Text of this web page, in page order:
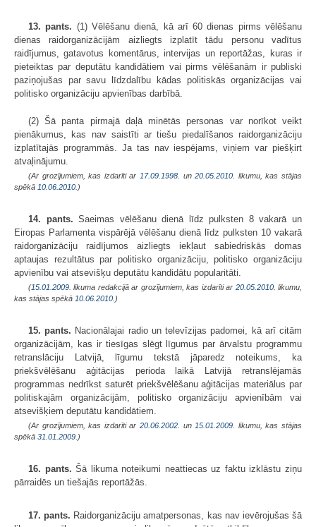
13. pants. (1) Vēlēšanu dienā, kā arī 60 dienas pirms vēlēšanu
dienas raidorganizācijām aizliegts izplatīt tādu personu vadītus
raidījumus, gatavotus komentārus, intervijas un reportāžas, kuras ir
pieteiktas par deputātu kandidātiem vai pirms vēlēšanām ir publiski
paziņojušas par savu līdzdalību kādas politiskās organizācijas vai
politisko organizāciju apvienības darbībā.
(2) Šā panta pirmajā daļā minētās personas var norīkot veikt
pienākumus, kas nav saistīti ar tiešu piedalīšanos raidorganizāciju
izplatītajās programmās. Ja tas nav iespējams, viņiem var piešķirt
atvaļinājumu.
(Ar grozījumiem, kas izdarīti ar 17.09.1998. un20.05.2010. likumu, kas stājas
spēkā 10.06.2010.)
14. pants. Saeimas vēlēšanu dienā līdz pulksten 8 vakarā un
Eiropas Parlamenta vispārējā vēlēšanu dienā līdz pulksten 10 vakarā
raidorganizāciju raidījumos aizliegts iekļaut sabiedriskās domas
aptaujas rezultātus par politisko organizāciju, politisko organizāciju
apvienību vai atsevišķu deputātu kandidātu popularitāti.
(15.01.2009. likuma redakcijā ar grozījumiem, kas izdarīti ar 20.05.2010. likumu,
kas stājas spēkā 10.06.2010.)
15. pants. Nacionālajai radio un televīzijas padomei, kā arī citām
organizācijām, kas ir tiesīgas slēgt līgumus par ārvalstu programmu
retranslāciju Latvijā, līgumu tekstā jāparedz noteikums, ka
priekšvēlēšanu aģitācijas perioda laikā Latvijā retranslējamās
programmas nedrīkst saturēt priekšvēlēšanu aģitācijas materiālus par
politiskajām organizācijām, politisko organizāciju apvienībām vai
atsevišķiem deputātu kandidātiem.
(Ar grozījumiem, kas izdarīti ar 20.06.2002. un15.01.2009. likumu, kas stājas
spēkā 31.01.2009.)
16. pants. Šā likuma noteikumi neattiecas uz faktu izklāstu ziņu
pārraidēs un tiešajās reportāžās.
17. pants. Raidorganizāciju amatpersonas, kas nav ievērojušas šā